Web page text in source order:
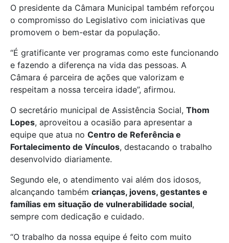
O presidente da Câmara Municipal também reforçou
o compromisso do Legislativo com iniciativas que
promovem o bem-estar da população.
“É gratificante ver programas como este funcionando
e fazendo a diferença na vida das pessoas. A
Câmara é parceira de ações que valorizam e
respeitam a nossa terceira idade”, afirmou.
O secretário municipal de Assistência Social, Thom
Lopes, aproveitou a ocasião para apresentar a
equipe que atua no Centro de Referência e
Fortalecimento de Vínculos, destacando o trabalho
desenvolvido diariamente.
Segundo ele, o atendimento vai além dos idosos,
alcançando também crianças, jovens, gestantes e
famílias em situação de vulnerabilidade social,
sempre com dedicação e cuidado.
“O trabalho da nossa equipe é feito com muito